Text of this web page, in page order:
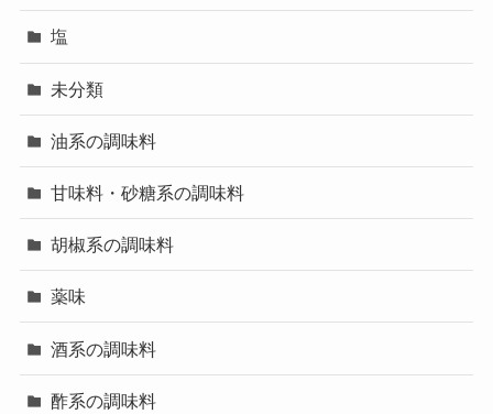
塩
未分類
油系の調味料
甘味料・砂糖系の調味料
胡椒系の調味料
薬味
酒系の調味料
酢系の調味料